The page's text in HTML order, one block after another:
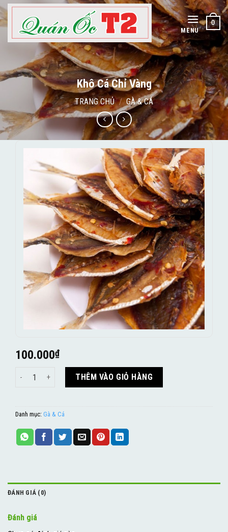
Skip
to
content
MENU
0
Khô Cá Chỉ Vàng
TRANG CHỦ / GÀ & CÁ
100.000₫
Khô Cá Chỉ Vàng số lượngTHÊM VÀO GIỎ HÀNG
Danh mục: Gà & Cá
ĐÁNH GIÁ (0)
Đánh giá